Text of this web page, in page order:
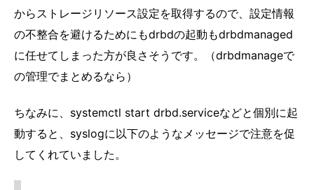
からストレージリソース設定を取得するので、設定情報
の不整合を避けるためにもdrbdの起動もdrbdmanaged
に任せてしまった方が良さそうです。（drbdmanageで
の管理でまとめるなら）
ちなみに、systemctl start drbd.serviceなどと個別に起
動すると、syslogに以下のようなメッセージで注意を促
してくれていました。